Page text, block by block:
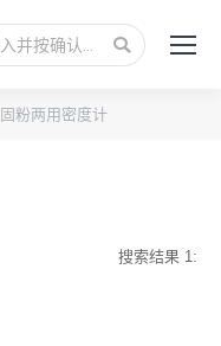
固粉两用密度计
搜索结果 1: